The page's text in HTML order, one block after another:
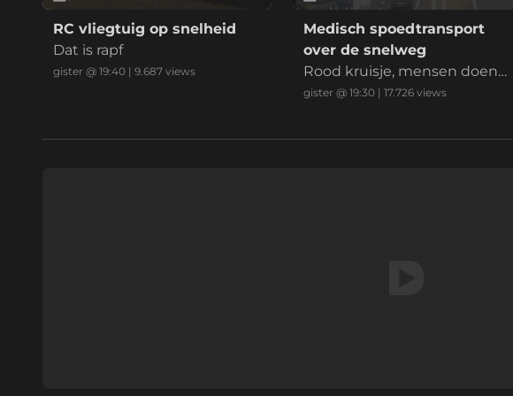
RC vliegtuig op snelheid
Dat is rapf
gister @ 19:40 | 9.687 views
Medisch spoedtransport
over de snelweg
Rood kruisje, mensen doen
normaal, ambu erlangs, klaar
gister @ 19:30| 17.726views